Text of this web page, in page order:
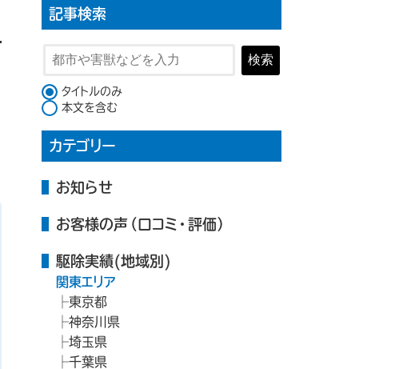
記事検索
検索
検索対象
タイトルのみ
本文を含む
カテゴリー
お知らせ
お客様の声（口コミ・評価）
駆除実績(地域別)
関東エリア
東京都
神奈川県
埼玉県
千葉県